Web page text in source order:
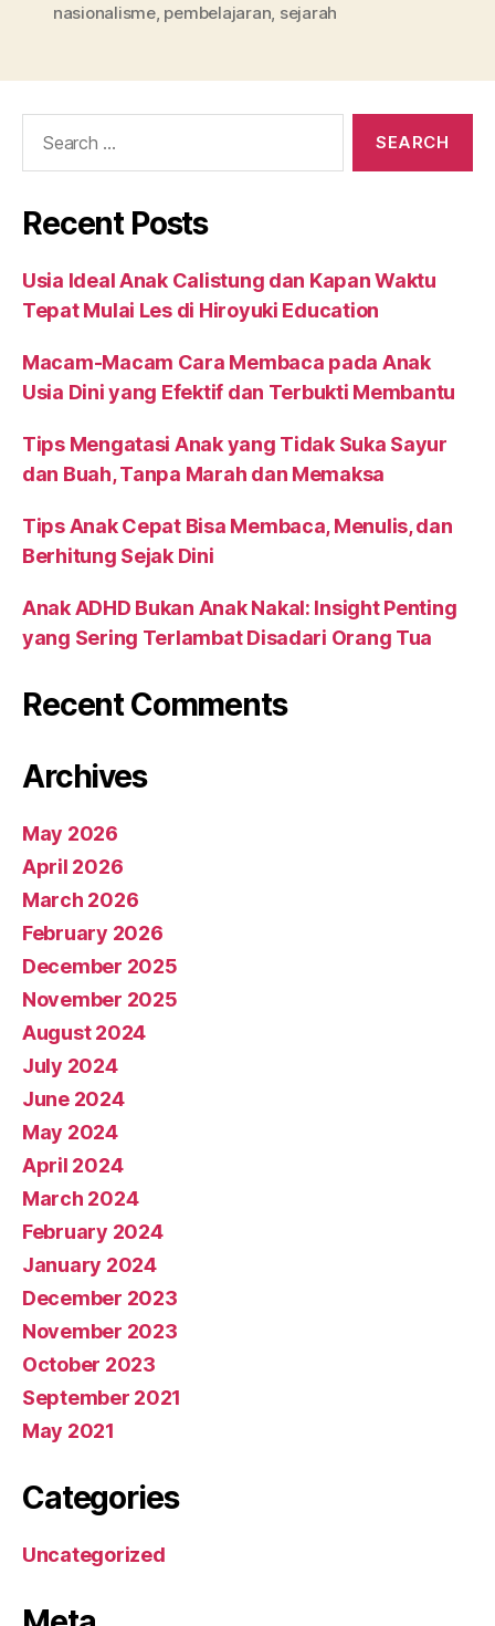
nasionalisme, pembelajaran sejarah
Recent Posts
Usia Ideal Anak Calistung dan Kapan Waktu
Tepat Mulai Les di Hiroyuki Education
Macam-Macam Cara Membaca pada Anak
Usia Dini yang Efektif dan Terbukti Membantu
Tips Mengatasi Anak yang Tidak Suka Sayur
dan Buah, Tanpa Marah dan Memaksa
Tips Anak Cepat Bisa Membaca, Menulis, dan
Berhitung Sejak Dini
Anak ADHD Bukan Anak Nakal: Insight Penting
yang Sering Terlambat Disadari Orang Tua
Recent Comments
Archives
May 2026
April 2026
March 2026
February 2026
December 2025
November 2025
August 2024
July 2024
June 2024
May 2024
April 2024
March 2024
February 2024
January 2024
December 2023
November 2023
October 2023
September 2021
May 2021
Categories
Uncategorized